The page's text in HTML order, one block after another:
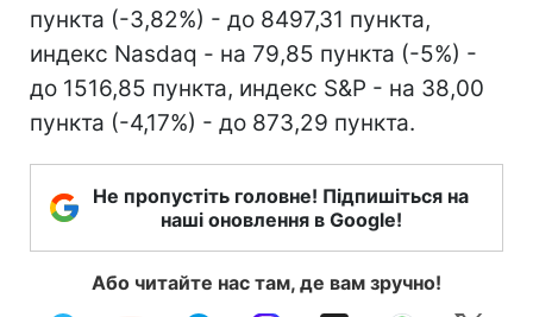
пункта (-3,82%) - до 8497,31 пункта,
индекс Nasdaq - на 79,85 пункта (-5%) -
до 1516,85 пункта, индекс S&P - на 38,00
пункта (-4,17%) - до 873,29 пункта.
Не пропустіть головне! Підпишіться на
наші оновлення в Google!
Або читайте нас там, де вам зручно!